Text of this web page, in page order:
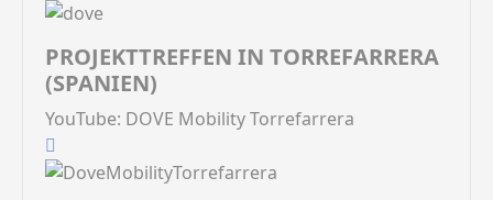
PROJEKTTREFFEN IN TORREFARRERA
(SPANIEN)
YouTube: DOVE Mobility Torrefarrera